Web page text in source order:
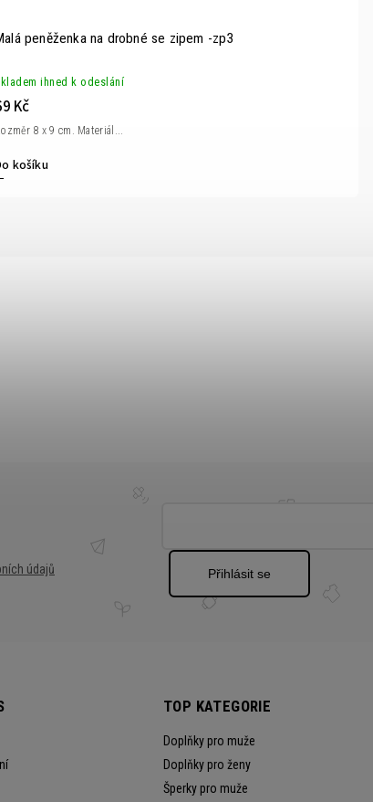
peněženka na drobné se zipem -zp3
ihned k odeslání
Kč
košíku
8 x 9 cm. Materiál...
údajů Přihlásit se
TOP KATEGORIE
Doplňky pro muže
Doplňky pro ženy
Šperky pro muže